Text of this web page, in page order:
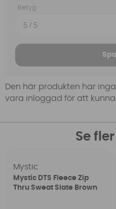
Betyg
Den här produkten har
vara inloggad för att
Se
Mystic
Mystic DTS Fleece Zip
Thru Sweat Slate Brown